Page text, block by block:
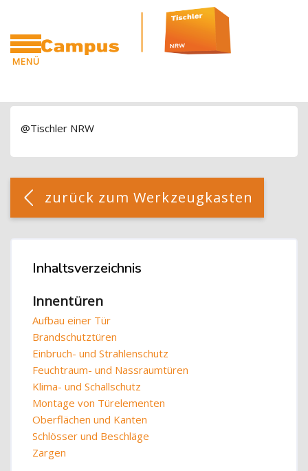
MENÜ
Zum Hauptinhalt
Blöcke
Blöcke
@Tischler NRW
Blöcke
[Cocoon] Custom HTML überspringen
zurück zum Werkzeugkasten
Inhaltsverzeichnis überspringen
Inhaltsverzeichnis
Innentüren
Aufbau einer Tür
Brandschutztüren
Einbruch- und Strahlenschutz
Feuchtraum- und Nassraumtüren
Klima- und Schallschutz
Montage von Türelementen
Oberflächen und Kanten
Schlösser und Beschläge
Zargen